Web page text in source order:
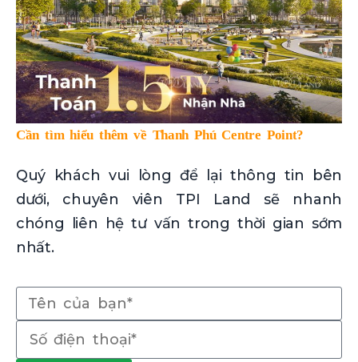
Cần tìm hiểu thêm về Thanh Phú Centre Point?
Quý khách vui lòng để lại thông tin bên
dưới, chuyên viên TPI Land sẽ nhanh
chóng liên hệ tư vấn trong thời gian sớm
nhất.